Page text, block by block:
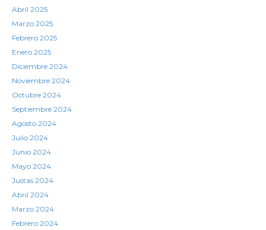
Abril 2025
Marzo 2025
Febrero 2025
Enero 2025
Diciembre 2024
Noviembre 2024
Octubre 2024
Septiembre 2024
Agosto 2024
Julio 2024
Junio 2024
Mayo 2024
Justas 2024
Abril 2024
Marzo 2024
Febrero 2024